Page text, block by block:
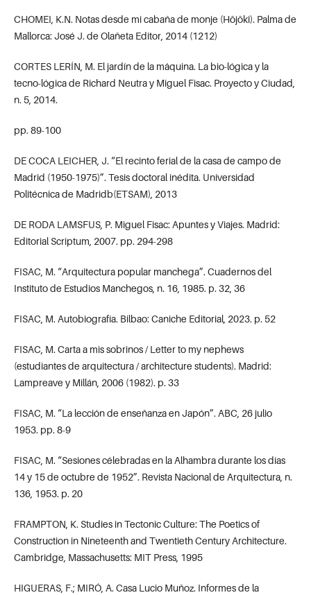
CHOMEI, K.N. Notas desde mi cabaña de monje (Hōjōki). Palma de
Mallorca: José J. de Olañeta Editor, 2014 (1212)
CORTES LERÍN, M. El jardín de la máquina. La bio-lógica y la
tecno-lógica de Richard Neutra y Miguel Fisac. Proyecto y Ciudad,
n. 5, 2014.
pp. 89-100
DE COCA LEICHER, J. “El recinto ferial de la casa de campo de
Madrid (1950-1975)”. Tesis doctoral inédita. Universidad
Politécnica de Madridb(ETSAM), 2013
DE RODA LAMSFUS, P. Miguel Fisac: Apuntes y Viajes. Madrid:
Editorial Scriptum, 2007. pp. 294-298
FISAC, M. “Arquitectura popular manchega”. Cuadernos del
Instituto de Estudios Manchegos, n. 16, 1985. p. 32, 36
FISAC, M. Autobiografía. Bilbao: Caniche Editorial, 2023. p. 52
FISAC, M. Carta a mis sobrinos / Letter to my nephews
(estudiantes de arquitectura / architecture students). Madrid:
Lampreave y Millán, 2006 (1982). p. 33
FISAC, M. “La lección de enseñanza en Japón”. ABC, 26 julio
1953. pp. 8-9
FISAC, M. “Sesiones célebradas en la Alhambra durante los días
14 y 15 de octubre de 1952”. Revista Nacional de Arquitectura, n.
136, 1953. p. 20
FRAMPTON, K. Studies in Tectonic Culture: The Poetics of
Construction in Nineteenth and Twentieth Century Architecture.
Cambridge, Massachusetts: MIT Press, 1995
HIGUERAS, F.; MIRÓ, A. Casa Lucio Muñoz. Informes de la